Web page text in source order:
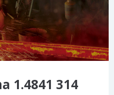
1.4841 314